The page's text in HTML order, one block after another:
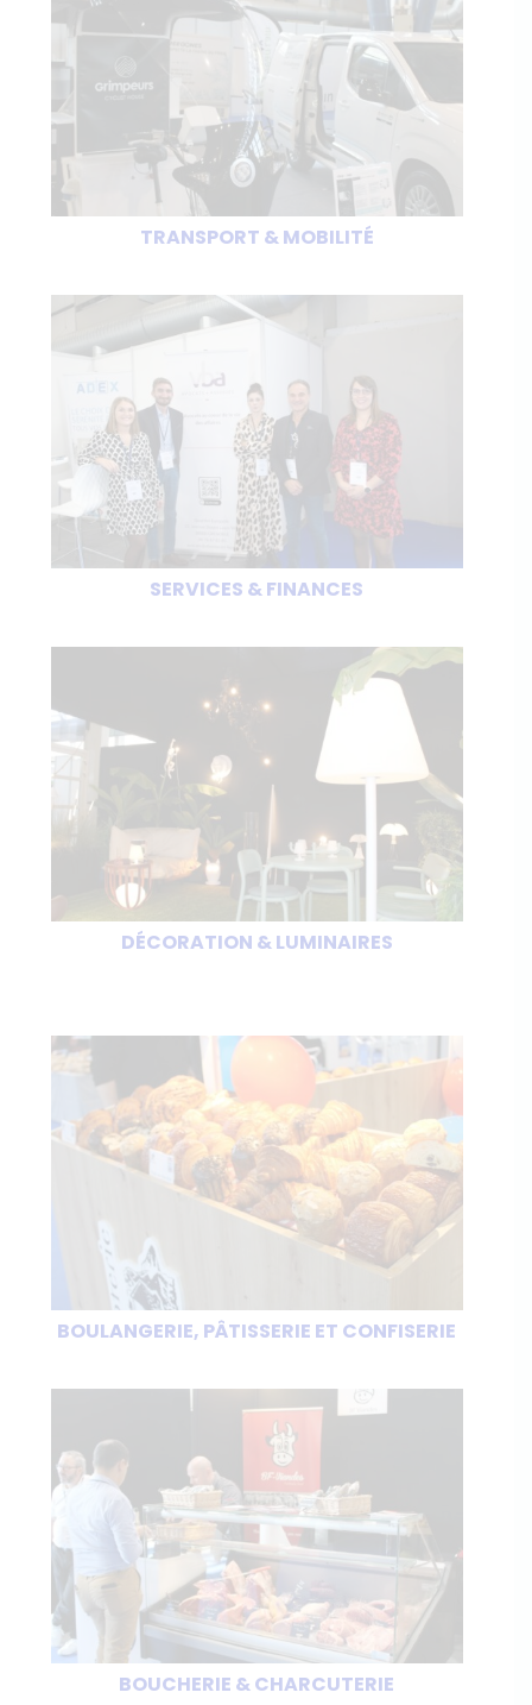
TRANSPORT & MOBILITÉ
SERVICES & FINANCES
DÉCORATION & LUMINAIRES
BOULANGERIE, PÂTISSERIE ET CONFISERIE
BOUCHERIE & CHARCUTERIE